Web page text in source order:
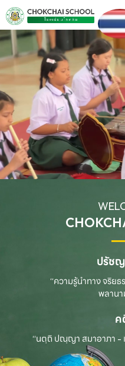
ปรัชญ
“ความรู้นำทาง จริยธ
พลาน
ค
“นตฺถิ ปณฺญา สมาอาภา -